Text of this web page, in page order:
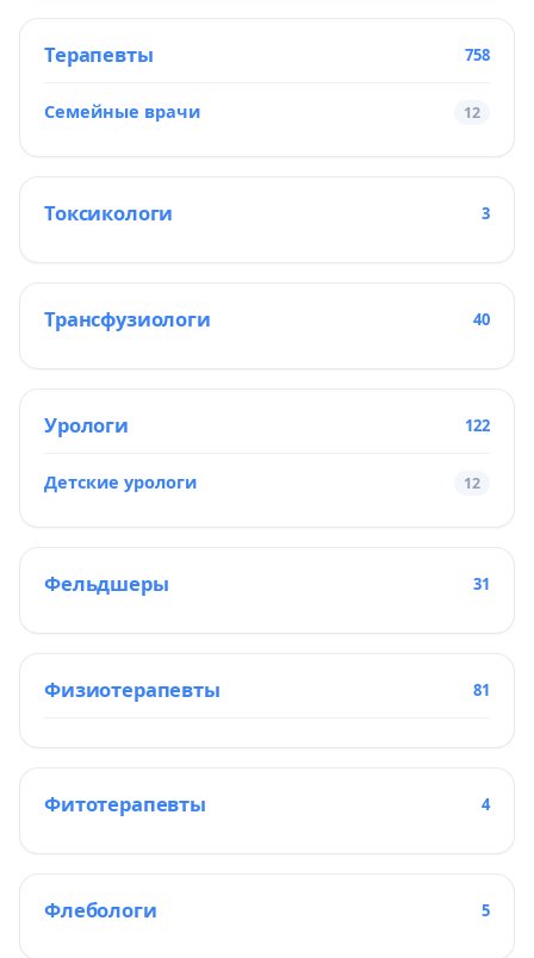
Терапевты 758
Семейные врачи 12
Токсикологи 3
Трансфузиологи 40
Урологи 122
Детские урологи 12
Фельдшеры 31
Физиотерапевты 81
Фитотерапевты 4
Флебологи 5